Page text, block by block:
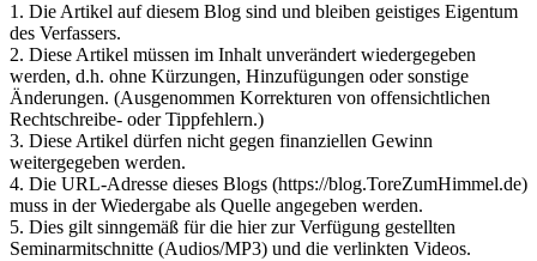
1. Die Artikel auf diesem Blog sind und bleiben geistiges Eigentum
des Verfassers.
2. Diese Artikel müssen im Inhalt unverändert wiedergegeben
werden, d.h. ohne Kürzungen, Hinzufügungen oder sonstige
Änderungen. (Ausgenommen Korrekturen von offensichtlichen
Rechtschreibe- oder Tippfehlern.)
3. Diese Artikel dürfen nicht gegen finanziellen Gewinn
weitergegeben werden.
4. Die URL-Adresse dieses Blogs (https://blog.ToreZumHimmel.de)
muss in der Wiedergabe als Quelle angegeben werden.
5. Dies gilt sinngemäß für die hier zur Verfügung gestellten
Seminarmitschnitte (Audios/MP3) und die verlinkten Videos.